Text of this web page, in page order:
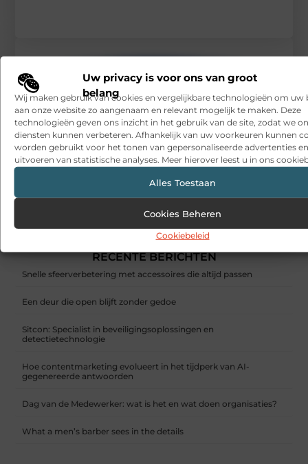
Uw privacy is voor ons van groot
belang
Wij maken gebruik van cookies en vergelijkbare technologieën om uw
aan onze website zo aangenaam en relevant mogelijk te maken. Deze
technologieën geven ons inzicht in het gebruik van de site, zodat we
diensten kunnen verbeteren. Afhankelijk van uw voorkeuren kunnen
worden gebruikt voor het tonen van gepersonaliseerde advertenties
uitvoeren van statistische analyses. Meer hierover leest u in ons
Alles Toestaan
Cookies Beheren
Cookiebeleid
Uiterst voordelig houten ramen bestellen
RECENTE BERICHTEN
Snelle sfeerverbetering met accessoires die altijd passen
Een deur die open blijft zonder gedoe
Sitcon: Specialist in beveiligingsoplossingen en
detectietechnologie
Hoe contentmarketing evolueert in het tijdperk van AI-
gegenereerde antwoorden
Dag van de Medewerker: wat is het en wat doen organisaties?
What a men’s barber sees in the details